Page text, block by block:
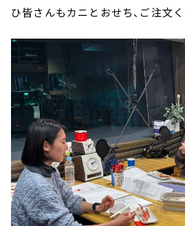
ひ皆さんもカニとおせち、ご注文く